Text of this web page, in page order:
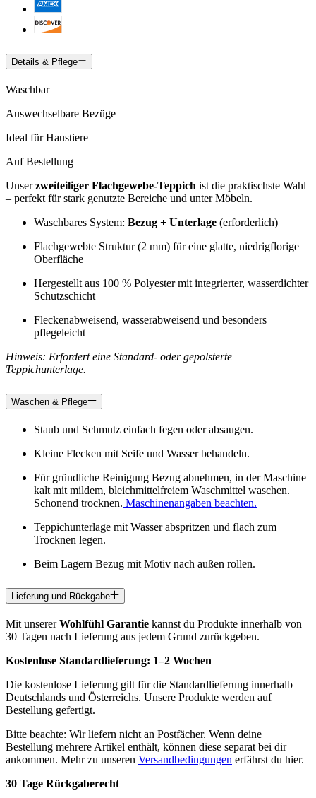
Details & Pflege
Waschbar
Auswechselbare Bezüge
Ideal für Haustiere
Auf Bestellung
Unserzweiteiliger Flachgewebe-Teppich ist die praktischste Wahl
– perfekt für stark genutzte Bereiche und unter Möbeln.
Waschbares System: Bezug + Unterlage (erforderlich)
Flachgewebte Struktur (2 mm) für eine glatte, niedrigflorige
Oberfläche
Hergestellt aus 100 % Polyester mit integrierter, wasserdichter
Schutzschicht
Fleckenabweisend, wasserabweisend und besonders
pflegeleicht
Hinweis: Erfordert eine Standard- oder gepolsterte
Teppichunterlage.
Waschen & Pflege
Staub und Schmutz einfach fegen oder absaugen.
Kleine Flecken mit Seife und Wasser behandeln.
Für gründliche Reinigung Bezug abnehmen, in der Maschine
kalt mit mildem, bleichmittelfreiem Waschmittel waschen.
Schonend trocknen. Maschinenangaben beachten.
Teppichunterlage mit Wasser abspritzen und flach zum
Trocknen legen.
Beim Lagern Bezug mit Motiv nach außen rollen.
Lieferung und Rückgabe
Mit unsererWohlfühl Garantie kannst du Produkte innerhalb von
30 Tagen nach Lieferung aus jedem Grund zurückgeben.
Kostenlose Standardlieferung: 1–2 Wochen
Die kostenlose Lieferung gilt für die Standardlieferung innerhalb
Deutschlands und Österreichs. Unsere Produkte werden auf
Bestellung gefertigt.
Bitte beachte: Wir liefern nicht an Postfächer. Wenn deine
Bestellung mehrere Artikel enthält, können diese separat bei dir
ankommen. Mehr zu unseren Versandbedingungen erfährst du hier.
30 Tage Rückgaberecht